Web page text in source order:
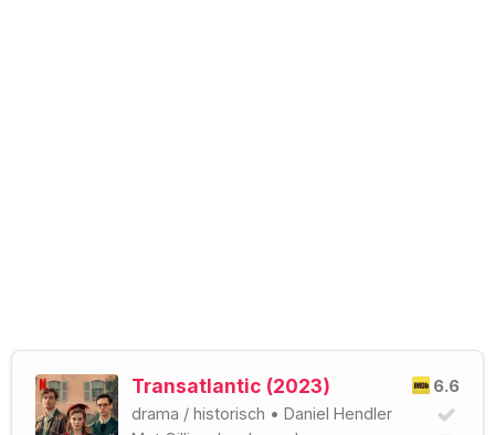
6.6
Transatlantic (2023)
drama / historisch • Daniel Hendler